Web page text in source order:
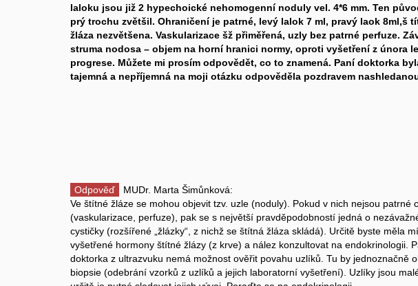
laloku jsou již 2 hypechoické nehomogenní noduly vel. 4*6 mm. Ten
prý trochu zvětšil. Ohraničení je patrné, levý lalok 7 ml, pravý laok 8ml,š
žláza nezvětšena. Vaskularizace šž přiměřená, uzly bez patrné perfuze.
struma nodosa – objem na horní hranici normy, oproti vyšetření z února
progrese. Můžete mi prosím odpovědět, co to znamená. Paní doktorka
tajemná a nepříjemná na moji otázku odpověděla pozdravem
Odpověď
MUDr. Marta Šimůnková:
Ve štítné žláze se mohou objevit tzv. uzle (noduly). Pokud v nich nejsou patrné
(vaskularizace, perfuze), pak se s největší pravděpodobností jedná o
cystičky (rozšířené „žlázky“, z nichž se štítná žláza skládá). Určitě byste měla
vyšetřené hormony štítné žlázy (z krve) a nález konzultovat na endokrinologii.
doktorka z ultrazvuku nemá možnost ověřit povahu uzlíků. Tu by jednoznačně
biopsie (odebrání vzorků z uzlíků a jejich laboratorní vyšetření). Uzlíky jsou